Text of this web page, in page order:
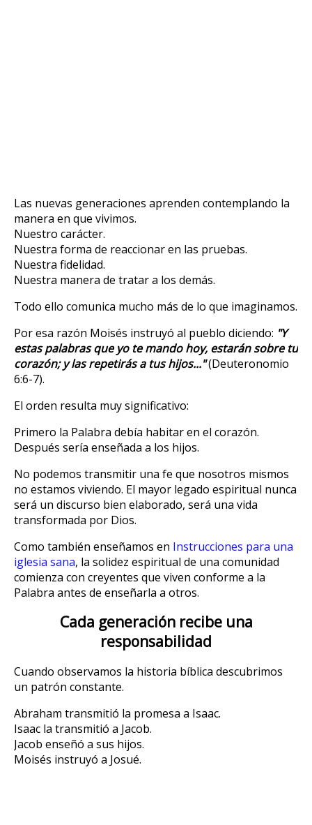
Las nuevas generaciones aprenden contemplando la
manera en que vivimos.
Nuestro carácter.
Nuestra forma de reaccionar en las pruebas.
Nuestra fidelidad.
Nuestra manera de tratar a los demás.
Todo ello comunica mucho más de lo que imaginamos.
Por esa razón Moisés instruyó al pueblo diciendo: "Y
estas palabras que yo te mando hoy, estarán sobre tu
corazón; y las repetirás a tus hijos..."(Deuteronomio
6:6-7).
El orden resulta muy significativo:
Primero la Palabra debía habitar en el corazón.
Después sería enseñada a los hijos.
No podemos transmitir una fe que nosotros mismos
no estamos viviendo. El mayor legado espiritual nunca
será un discurso bien elaborado, será una vida
transformada por Dios.
Como también enseñamos en Instrucciones para una
iglesia sana, la solidez espiritual de una comunidad
comienza con creyentes que viven conforme a la
Palabra antes de enseñarla a otros.
Cada generación recibe una
responsabilidad
Cuando observamos la historia bíblica descubrimos
un patrón constante.
Abraham transmitió la promesa a Isaac.
Isaac la transmitió a Jacob.
Jacob enseñó a sus hijos.
Moisés instruyó a Josué.